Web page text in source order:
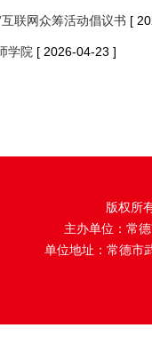
联网众筹活动倡议书 [
学院 [ 2026-04-23 ]
版权所
主办单位：常
单位地址：常德市